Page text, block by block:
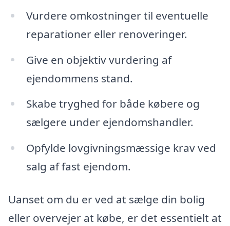
Vurdere omkostninger til eventuelle
reparationer eller renoveringer.
Give en objektiv vurdering af
ejendommens stand.
Skabe tryghed for både købere og
sælgere under ejendomshandler.
Opfylde lovgivningsmæssige krav ved
salg af fast ejendom.
Uanset om du er ved at sælge din bolig
eller overvejer at købe, er det essentielt at